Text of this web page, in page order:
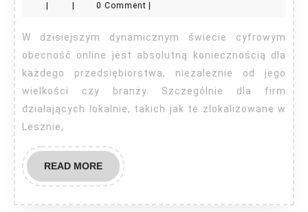
Leszno
| | 0 Comment |
W dzisiejszym dynamicznym świecie cyfrowym
obecność online jest absolutną koniecznością dla
każdego przedsiębiorstwa, niezależnie od jego
wielkości czy branży. Szczególnie dla firm
działających lokalnie, takich jak te zlokalizowane w
Lesznie,
READ MOREREAD
MORE